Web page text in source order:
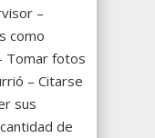
–
como
Tomar fotos
– Citarse
sus
de